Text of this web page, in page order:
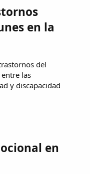
en la
del
las
y discapacidad
en